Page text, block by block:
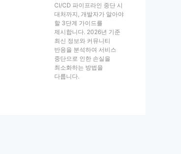
CI/CD 파이프라인 중단 시
대처까지, 개발자가 알아야
할 3단계 가이드를
제시합니다. 2026년 기준
최신 정보와 커뮤니티
반응을 분석하여 서비스
중단으로 인한 손실을
최소화하는 방법을
다룹니다.